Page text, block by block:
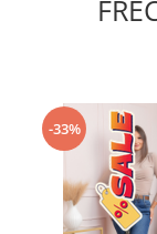
-33%